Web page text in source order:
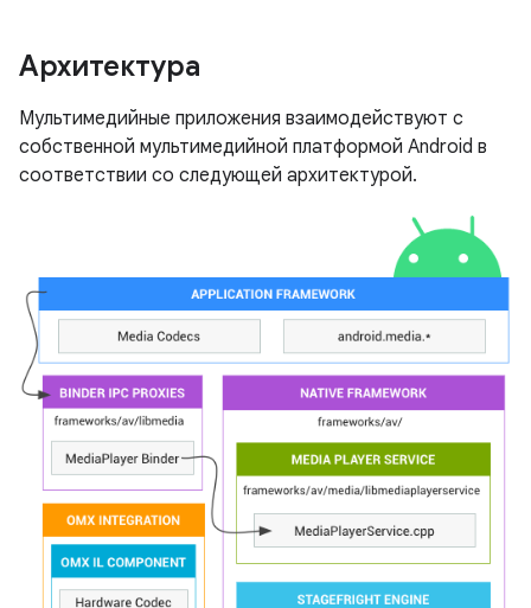
Архитектура
Мультимедийные приложения взаимодействуют с
собственной мультимедийной платформой Android в
соответствии со следующей архитектурой.